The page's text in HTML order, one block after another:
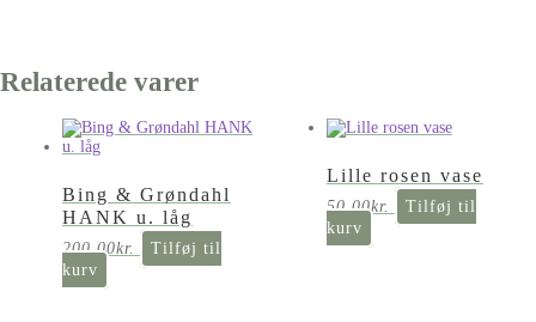
Relaterede varer
Bing & Grøndahl
HANK u. låg
200,00kr.
Tilføj til
kurv
Lille rosen vase
50,00kr.
Tilføj til
kurv